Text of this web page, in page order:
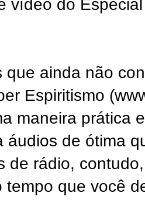
vídeo do
que ainda não
Espiritismo
maneira prática
áudios de ótima
de rádio,
tempo que você